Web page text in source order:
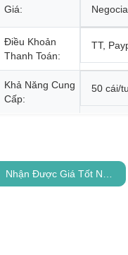
Giá:
Điều Khoản
Thanh Toán:
TT,
Khả Năng Cung
Cấp:
50 cái/
Nhận Được Giá Tốt Nhất